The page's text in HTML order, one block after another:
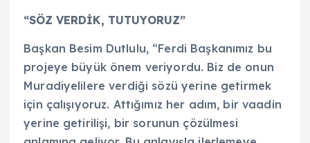
“SÖZ VERDİK, TUTUYORUZ”
Başkan Besim Dutlulu, “Ferdi Başkanımız bu
projeye büyük önem veriyordu. Biz de onun
Muradiyelilere verdiği sözü yerine getirmek
için çalışıyoruz. Attığımız her adım, bir vaadin
yerine getirilişi, bir sorunun çözülmesi